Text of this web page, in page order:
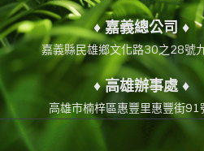
♦ 嘉義總公司 ♦
嘉義縣民雄鄉文化路30之28號
♦ 高雄辦事處 ♦
高雄市楠梓區惠豐里惠豐街91